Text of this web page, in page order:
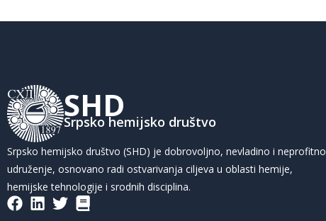
SHD
Srpsko hemijsko društvo
Srpsko hemijsko društvo (SHD) je dobrovoljno, nevladino i neprofitno
udruženje, osnovano radi ostvarivanja ciljeva u oblasti hemije,
hemijske tehnologije i srodnih disciplina.